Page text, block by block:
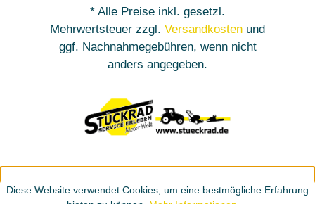
* Alle Preise inkl. gesetzl.
Mehrwertsteuer zzgl. Versandkosten und
ggf. Nachnahmegebühren, wenn nicht
anders angegeben.
Diese Website verwendet Cookies, um eine bestmögliche Erfahrung